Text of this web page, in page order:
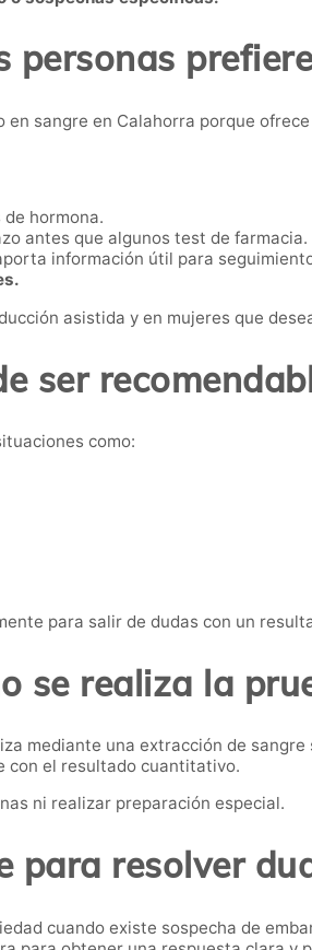
personas
sangre en Calahorra porque
hormona.
antes que algunos test de farmacia.
información útil para
asistida y en mujeres que
ser
como:
para salir de dudas con un
se realiza la
mediante una extracción de
con el resultado cuantitativo.
ni realizar preparación especial.
para resolver
cuando existe sospecha de